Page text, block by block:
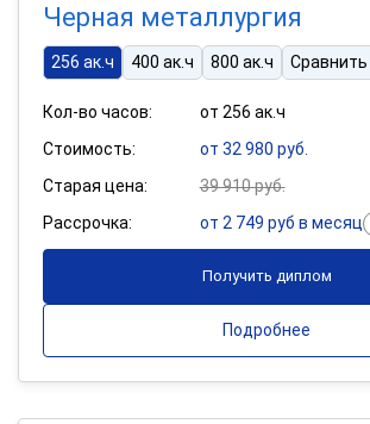
Черная металлургия
256 ак.ч 400 ак.ч 800 ак.ч Сравнить
Кол-во часов:
от 256 ак.ч
Стоимость:
от 32 980 руб.
Старая цена:
39 910 руб.
Рассрочка:
от 2 749 руб в месяц
Получить диплом
Подробнее